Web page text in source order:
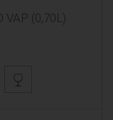
VAP (0,70L)